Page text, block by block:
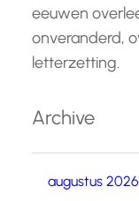
eeuwen
onveranderd,
letterzetting.
Archive
augustus 2026